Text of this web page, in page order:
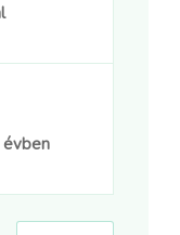
évben